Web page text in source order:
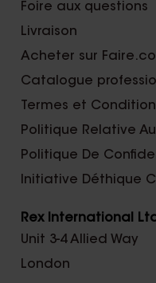
Foire aux questions
Livraison
Acheter sur
Catalogue
Termes et
Politique Relative
Politique De
Initiative Déthique
Rex International Ltd
Unit 3-4 Allied Way
London